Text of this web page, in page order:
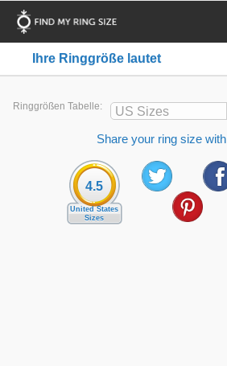
Ihre Ringgröße lautet
Ringgrößen Tabelle: US Sizes
Share your ring size
4.5
United States
Sizes